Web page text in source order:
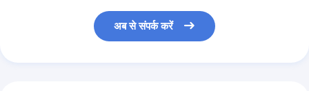
अब से संपर्क करें